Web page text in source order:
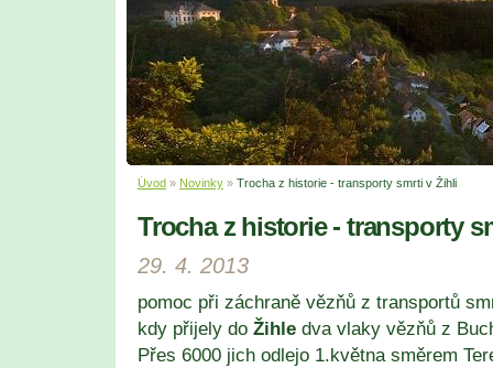
Úvod » Novinky » Trocha z historie - transporty smrti v Žihli
Trocha z historie - transporty
29. 4. 2013
pomoc při záchraně vězňů z transportů
kdy přijely do Žihle dva vlaky vězňů z
Přes 6000 jich odlejo 1.května směrem